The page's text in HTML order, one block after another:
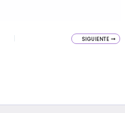
SIGUIENTE